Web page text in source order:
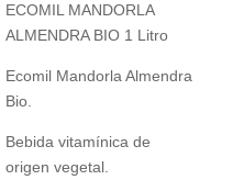
ECOMIL MANDORLA
ALMENDRA BIO 1 Litro
Ecomil Mandorla Almendra
Bio.
Bebida vitamínica de
origen vegetal.